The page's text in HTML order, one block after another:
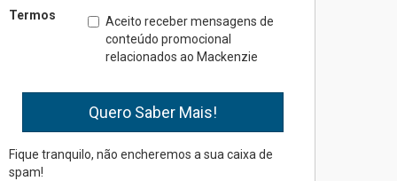
Mackenzie recepciona os
calouros do segundo
semestre de 2026
04.08.2026
Brasília prepara seus
estudantes para o PAS antes
mesmo do Ensino Médio
Termos
Aceito receber mensagens de
conteúdo promocional
relacionados ao Mackenzie
Fique tranquilo, não encheremos a sua caixa de
spam!